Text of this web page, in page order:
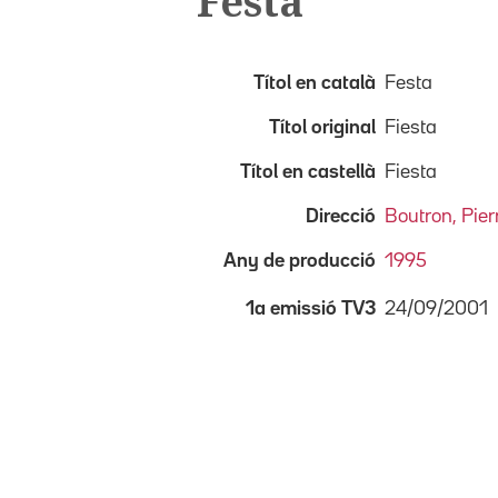
Títol en català Festa
Títol original Fiesta
Títol en castellà Fiesta
Direcció Boutron,
Any de producció 1995
1a emissió TV3 24/09/2001